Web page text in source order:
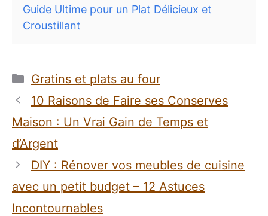
Guide Ultime pour un Plat Délicieux et
Croustillant
Catégories
Gratins et plats au four
10 Raisons de Faire ses Conserves
Maison : Un Vrai Gain de Temps et
d’Argent
DIY : Rénover vos meubles de cuisine
avec un petit budget – 12 Astuces
Incontournables